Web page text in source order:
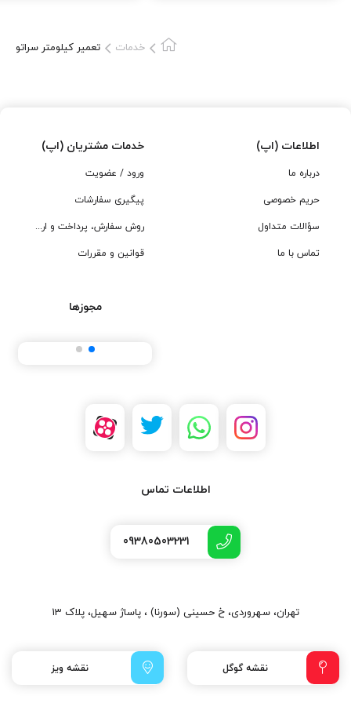
خدمات تعمیر کیلومتر سراتو
اطلاعات (اپ)
درباره ما
حریم خصوصی
سؤالات متداول
تماس با ما
خدمات مشتریان (اپ)
ورود / عضویت
پیگیری سفارشات
روش سفارش، پرداخت و ارسال
قوانین و مقررات
مجوزها
اطلاعات تماس
09380503231
تهران، سهروردی، خ حسینی (سورنا) ، پاساژ سهیل، پلاک 13
نقشه گوگل نقشه ویز